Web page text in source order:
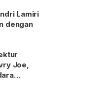
Lamiri
dengan
Joe,